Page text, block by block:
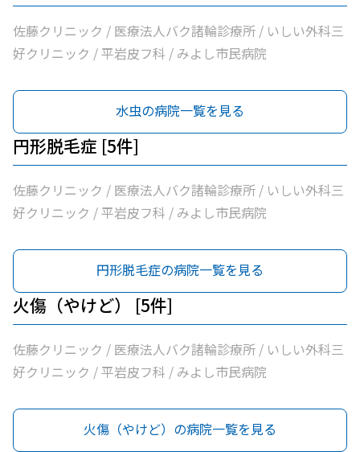
佐藤クリニック / 医療法人バク諸輪診療所 / いしい外科三
好クリニック / 平岩皮フ科 / みよし市民病院
水虫の病院一覧を見る
円形脱毛症 [5件]
佐藤クリニック / 医療法人バク諸輪診療所 / いしい外科三
好クリニック / 平岩皮フ科 / みよし市民病院
円形脱毛症の病院一覧を見る
火傷（やけど） [5件]
佐藤クリニック / 医療法人バク諸輪診療所 / いしい外科三
好クリニック / 平岩皮フ科 / みよし市民病院
火傷（やけど）の病院一覧を見る